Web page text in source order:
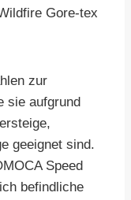
Gore-tex
zur
sie aufgrund
geeignet sind.
Speed
befindliche